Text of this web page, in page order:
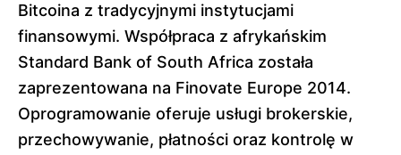
Bitcoina z tradycyjnymi instytucjami
finansowymi. Współpraca z afrykańskim
Standard Bank of South Africa została
zaprezentowana na Finovate Europe 2014.
Oprogramowanie oferuje usługi brokerskie,
przechowywanie, płatności oraz kontrolę w